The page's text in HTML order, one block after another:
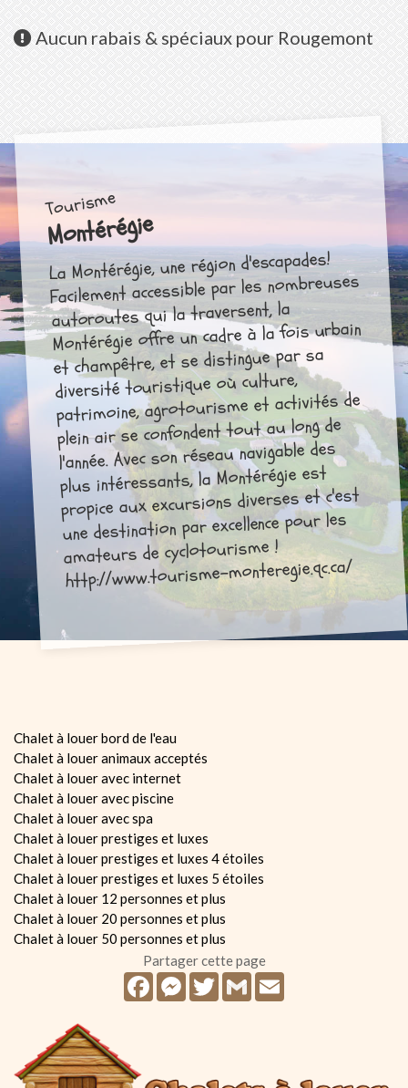
Aucunrabais & spéciaux pour Rougemont
Tourisme
Montérégie
La Montérégie, une région d'escapades!
Facilement accessible par les nombreuses
autoroutes qui la traversent, la
Montérégie offre un cadre à la fois urbain
et champêtre, et se distingue par sa
diversité touristique où culture,
patrimoine, agrotourisme et activités de
plein air se confondent tout au long de
l'année. Avec son réseau navigable des
plus intéressants, la Montérégie est
propice aux excursions diverses et c'est
une destination par excellence pour les
amateurs de cyclotourisme !
http://www.tourisme-monteregie.qc.ca/
Chalet à louer bord de l'eau
Chalet à louer animaux acceptés
Chalet à louer avec internet
Chalet à louer avec piscine
Chalet à louer avec spa
Chalet à louer prestiges et luxes
Chalet à louer prestiges et luxes 4 étoiles
Chalet à louer prestiges et luxes 5 étoiles
Chalet à louer 12 personnes et plus
Chalet à louer 20 personnes et plus
Chalet à louer 50 personnes et plus
Partager cette page
FacebookMessenger
TwitterGmail